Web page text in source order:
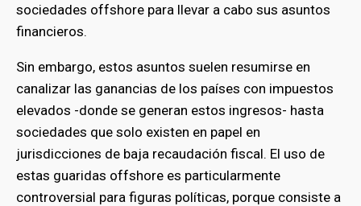
sociedades offshore para llevar a cabo sus asuntos
financieros.
Sin embargo, estos asuntos suelen resumirse en
canalizar las ganancias de los países con impuestos
elevados -donde se generan estos ingresos- hasta
sociedades que solo existen en papel en
jurisdicciones de baja recaudación fiscal. El uso de
estas guaridas offshore es particularmente
controversial para figuras políticas, porque consiste a